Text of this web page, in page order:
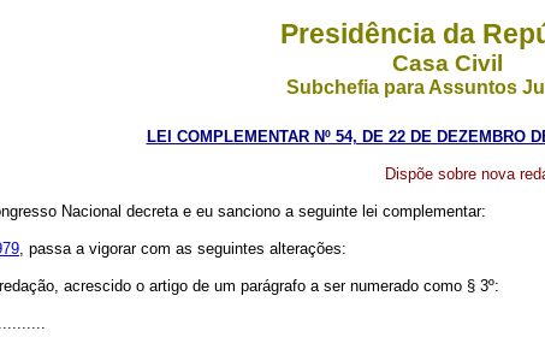
Presidência da
Casa Civil
Subchefia para Assuntos
LEI COMPLEMENTAR Nº 54, DE 22 DE DEZEMBRO
Dispõe sobre nova
Nacional decreta e eu sanciono a seguinte lei complementar:
, passa a vigorar com as seguintes alterações:
acrescido o artigo de um parágrafo a ser numerado como § 3º: